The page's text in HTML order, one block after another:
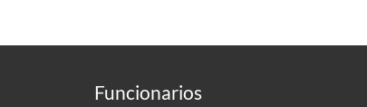
Funcionarios